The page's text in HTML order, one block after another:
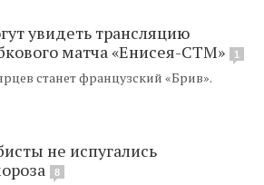
увидеть трансляцию
матча «Енисея-СТМ»
1
станет французский «Брив».
не испугались
8